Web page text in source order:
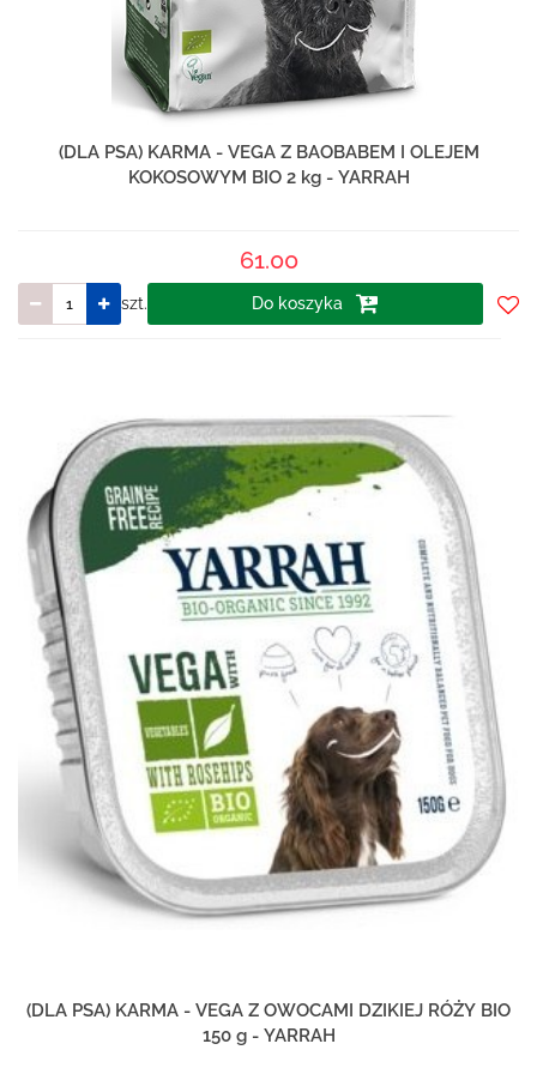
(DLA PSA) KARMA - VEGA Z BAOBABEM I OLEJEM
KOKOSOWYM BIO 2 kg - YARRAH
61.00
szt. Do koszyka
(DLA PSA) KARMA - VEGA Z OWOCAMI DZIKIEJ RÓŻY BIO
150 g - YARRAH